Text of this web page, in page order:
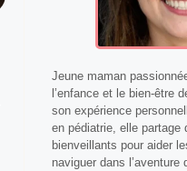
Jeune maman
l’enfance et le bien-être
son expérience
en pédiatrie, elle
bienveillants pour aider
naviguer dans